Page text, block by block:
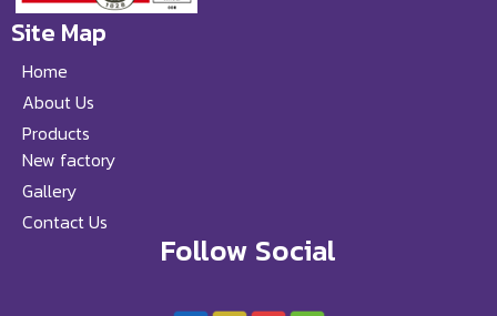
Site Map
Home
About Us
Products
New factory
Gallery
Contact Us
Follow Social